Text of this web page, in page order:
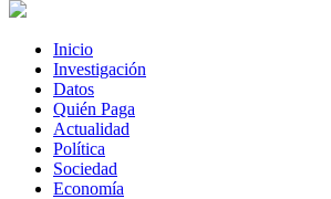
Inicio
Investigación
Datos
Quién Paga
Actualidad
Política
Sociedad
Economía